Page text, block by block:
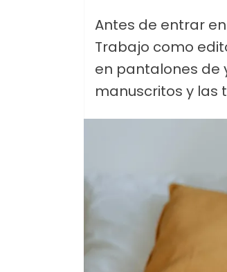
Antes de entrar
Trabajo como
en pantalones de
manuscritos y las